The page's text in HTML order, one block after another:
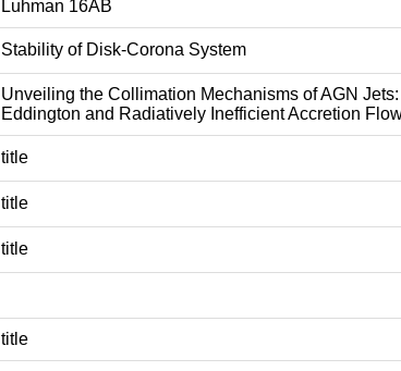
Luhman 16AB
Stability of Disk-Corona System
Unveiling the Collimation Mechanisms of AGN
Eddington and Radiatively Inefficient Accretion
title
title
title
title